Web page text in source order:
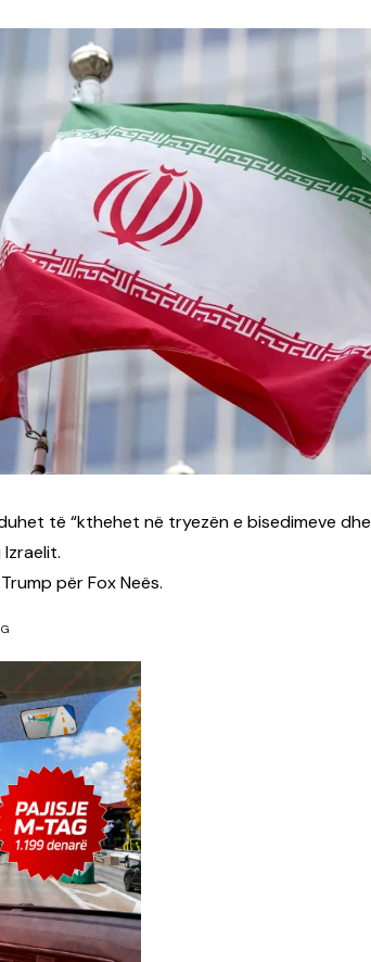
INTERVISTA EMISION
KONAKU
KU E KISHIM FJALEN
LIGJERATE FETARE
RECETA E DITES
RELAKS
RETRO JAVORE
të “kthehet në tryezën e bisedimeve dhe
për Fox Neës.